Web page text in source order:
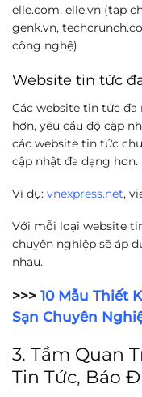
elle.com, elle.vn (tạp
genk.vn,
công nghệ)
Website tin tức
Các website tin tức
hơn, yêu cầu độ cập
các website tin tức
cập nhật đa dạng hơn.
Ví dụ: vnexpress.net,
Với mỗi loại website
chuyên nghiệp sẽ áp
nhau.
>>> 10 Mẫu Thiết
Sạn Chuyên
3. Tầm Quan
Tin Tức, Báo